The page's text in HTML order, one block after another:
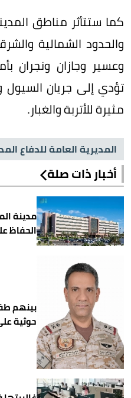
كما ستتأثر مناطق
والحدود الشمالية
وعسير وجازان ونجران
تؤدي إلى جريان السيول
مثيرة للأتربة والغبار.
المديرية العامة للدفاع
أخبار ذات صلة
مدينة
الحفاظ
حوثية